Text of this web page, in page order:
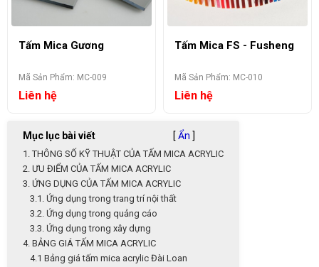
Tấm Mica Gương
Mã Sản Phẩm: MC-009
Liên hệ
Tấm Mica FS - Fusheng
Mã Sản Phẩm: MC-010
Liên hệ
Mục lục bài viết [ Ẩn ]
1. THÔNG SỐ KỸ THUẬT CỦA TẤM MICA ACRYLIC
2. ƯU ĐIỂM CỦA TẤM MICA ACRYLIC
3. ỨNG DỤNG CỦA TẤM MICA ACRYLIC
3.1. Ứng dụng trong trang trí nội thất
3.2. Ứng dụng trong quảng cáo
3.3. Ứng dụng trong xây dựng
4. BẢNG GIÁ TẤM MICA ACRYLIC
4.1 Bảng giá tấm mica acrylic Đài Loan